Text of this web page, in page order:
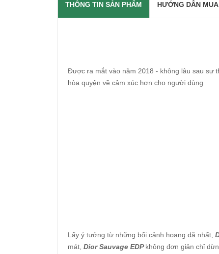
THÔNG TIN SẢN PHẨM HƯỚNG DẪN
Được ra mắt vào năm 2018 - không lâu sau sự
hòa quyện về cảm xúc hơn cho người dùng
Lấy ý tưởng từ những bối cảnh hoang dã nhất,
mát, Dior Sauvage EDPkhông đơn giản chỉ